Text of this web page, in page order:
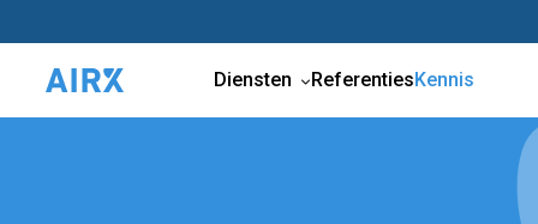
Diensten ReferentiesKennis